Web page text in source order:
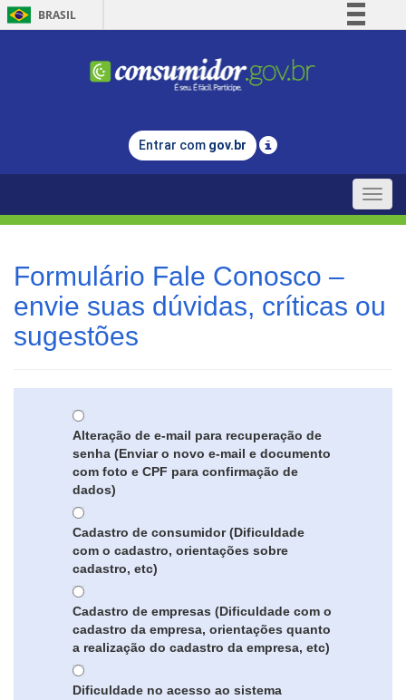
BRASIL
Comunica BR
Legislação
Entrar com gov.br
Toggle
Formulário Fale Conosco –
envie suas dúvidas, críticas ou
sugestões
Alteração de e-mail para recuperação de
senha (Enviar o novo e-mail e documento
com foto e CPF para confirmação de
dados)
Cadastro de consumidor (Dificuldade
com o cadastro, orientações sobre
cadastro, etc)
Cadastro de empresas (Dificuldade com o
cadastro da empresa, orientações quanto
a realização do cadastro da empresa, etc)
Dificuldade no acesso ao sistema